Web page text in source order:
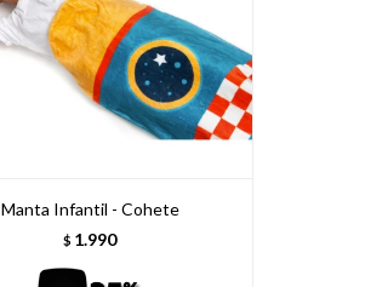
Manta Infantil - Cohete
$ 1.990